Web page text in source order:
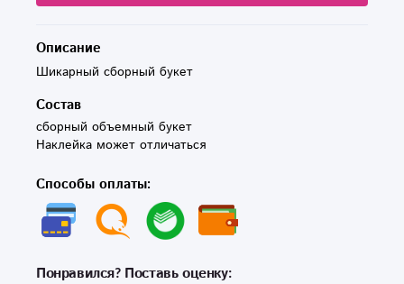
Описание
Шикарный сборный букет
Состав
сборный объемный букет
Наклейка может отличаться
Способы оплаты:
Понравился? Поставь оценку: